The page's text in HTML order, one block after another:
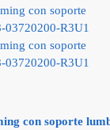
con soporte